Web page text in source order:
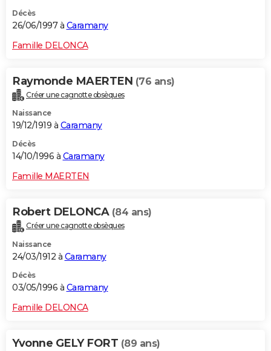
Décès
26/06/1997 à Caramany
Famille DELONCA
Raymonde MAERTEN (76 ans)
Créer une cagnotte obsèques
Naissance
19/12/1919 à Caramany
Décès
14/10/1996 à Caramany
Famille MAERTEN
Robert DELONCA (84 ans)
Créer une cagnotte obsèques
Naissance
24/03/1912 à Caramany
Décès
03/05/1996 à Caramany
Famille DELONCA
Yvonne GELY FORT (89 ans)